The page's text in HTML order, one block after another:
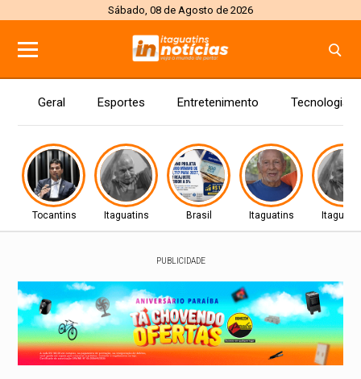
Sábado, 08 de Agosto de 2026
Geral Esportes Entretenimento Tecnologia
Tocantins Itaguatins Brasil Itaguatins
PUBLICIDADE